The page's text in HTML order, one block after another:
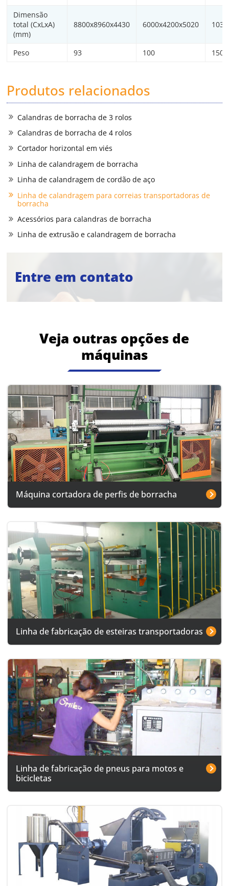
Dimensão
total (CxLxA)
(mm)
8800x8960x4430 6000x4200x5020
Peso 93 100 150
Produtos relacionados
Calandras de borracha de 3 rolos
Calandras de borracha de 4 rolos
Cortador horizontal em viés
Linha de calandragem de borracha
Linha de calandragem de cordão de aço
Linha de calandragem para correias transportadoras de
borracha
Acessórios para calandras de borracha
Linha de extrusão e calandragem de borracha
Entre em contato
Veja outras opções de
máquinas
Máquina cortadora de perfis de borracha
Linha de fabricação de esteiras transportadoras
Linha de fabricação de pneus para motos e
bicicletas